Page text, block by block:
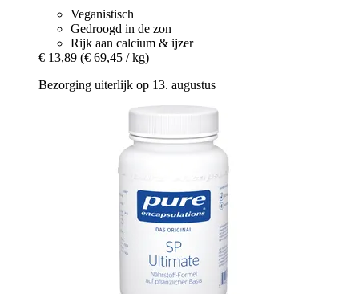
Veganistisch
Gedroogd in de zon
Rijk aan calcium & ijzer
€ 13,89 (€ 69,45 / kg)
Bezorging uiterlijk op 13. augustus